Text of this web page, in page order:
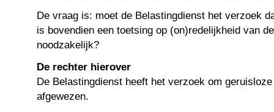
De vraag is: moet de Belastingdienst het verzoek
is bovendien een toetsing op (on)redelijkheid van
noodzakelijk?
De rechter hierover
De Belastingdienst heeft het verzoek om
afgewezen.